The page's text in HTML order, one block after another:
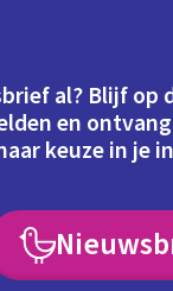
al? Blijf op
en
keuze in je